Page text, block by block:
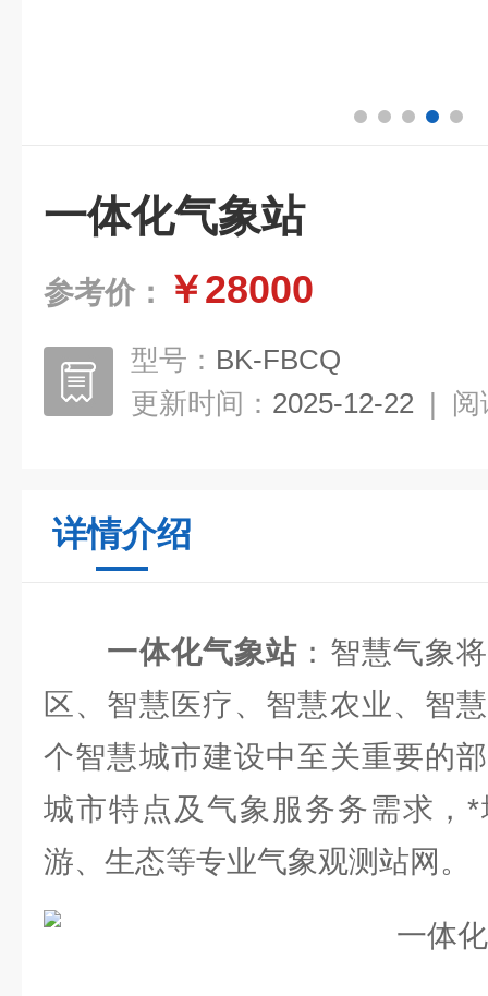
一体化气象站
参考价： ￥28000
型号： BK-FBCQ
更新时间： 2025-12-22 | 阅
详情介绍
一体化气象站 ：智慧气象
区、智慧医疗、智慧农业、智
个智慧城市建设中至关重要的
城市特点及气象服务务需求，
游、生态等专业气象观测站网。